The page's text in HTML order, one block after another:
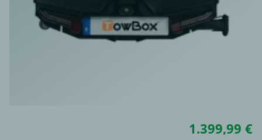
1.399,99 €